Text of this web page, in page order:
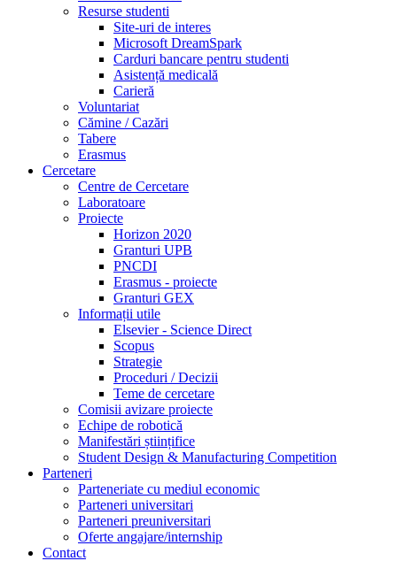
Resurse studenti
Site-uri de interes
Microsoft DreamSpark
Carduri bancare pentru studenti
Asistență medicală
Carieră
Voluntariat
Cămine / Cazări
Tabere
Erasmus
Cercetare
Centre de Cercetare
Laboratoare
Proiecte
Horizon 2020
Granturi UPB
PNCDI
Erasmus - proiecte
Granturi GEX
Informații utile
Elsevier - Science Direct
Scopus
Strategie
Proceduri / Decizii
Teme de cercetare
Comisii avizare proiecte
Echipe de robotică
Manifestări științifice
Student Design & Manufacturing Competition
Parteneri
Parteneriate cu mediul economic
Parteneri universitari
Parteneri preuniversitari
Oferte angajare/internship
Contact